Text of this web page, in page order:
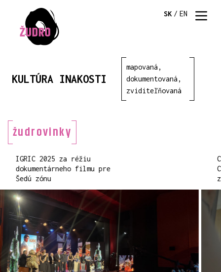
SK / EN
KULTÚRA INAKOSTI
mapovaná,
dokumentovaná,
zviditeľňovaná
žudrovinky
IGRIC 2025 za réžiu
dokumentárneho filmu pre
Šedú zónu